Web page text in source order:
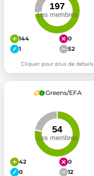
144
0
1
52
Cliquer pour plus de détails
Greens/EFA
42
0
0
12